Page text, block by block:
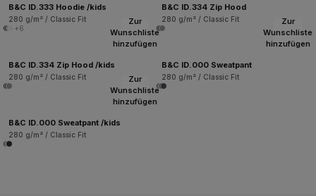
B&C ID.333 Hoodie /kids
280 g/m² / Classic Fit
+6
B&C ID.334 Zip Hood
280 g/m² / Classic Fit
Zur
Wunschliste
hinzufügen
B&C ID.334 Zip Hood /kids
280 g/m² / Classic Fit
Zur
Wunschliste
hinzufügen
B&C ID.000 Sweatpant
280 g/m² / Classic Fit
Zur
Wunschliste
hinzufügen
B&C ID.000 Sweatpant /kids
280 g/m² / Classic Fit